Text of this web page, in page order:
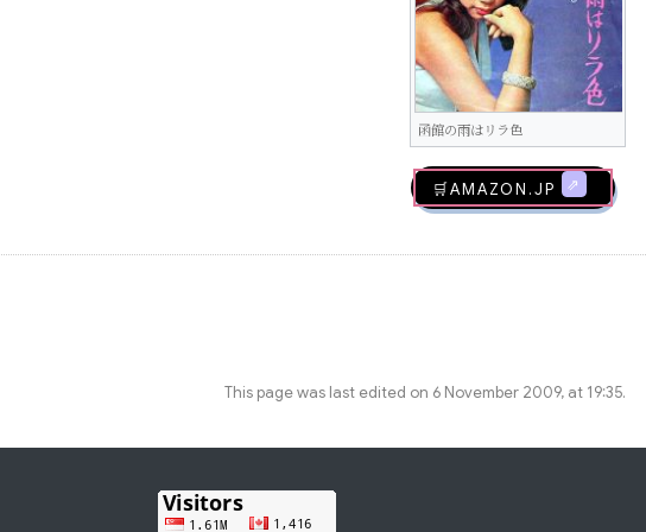
函館の雨はリラ色
🛒AMAZON.jp
This page was last edited on 6 November 2009, at 19:35.